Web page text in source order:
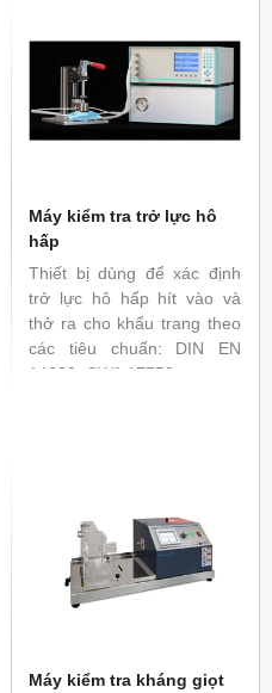
Đáp ứng tiêu chuẩn như EN
14126 - 2003, EN14325,
EN ISO 7854
Máy kiểm tra trở lực hô
hấp
Thiết bị dùng để xác định
trở lực hô hấp hít vào và
thở ra cho khẩu trang theo
các tiêu chuẩn: DIN EN
14683, CWA 17553
Máy kiểm tra kháng giọt